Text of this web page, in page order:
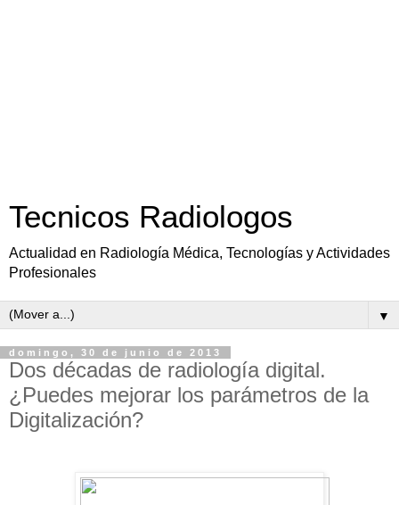
Tecnicos Radiologos
Actualidad en Radiología Médica, Tecnologías y Actividades
Profesionales
▼
domingo, 30 de junio de 2013
Dos décadas de radiología digital.
¿Puedes mejorar los parámetros de la
Digitalización?